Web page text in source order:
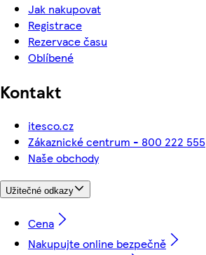
Jak nakupovat
Registrace
Rezervace času
Oblíbené
Kontakt
itesco.cz
Zákaznické centrum - 800 222 555
Naše obchody
Užitečné odkazy
Cena
Nakupujte online bezpečně